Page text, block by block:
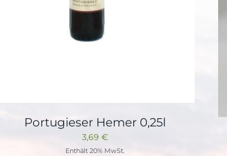
Portugieser Hemer 0,25l
3,69 €
Enthält 20% MwSt.